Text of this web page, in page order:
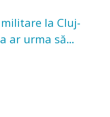
la Cluj-
ar urma să
acestui an